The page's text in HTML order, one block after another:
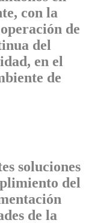
con la
de
del
en el
de
soluciones
del
de la